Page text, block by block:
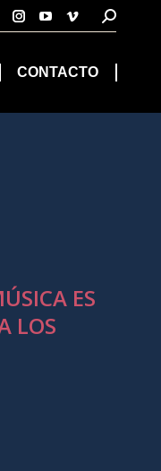
opens
Instagram
opens
new
YouTube
opens
new
Vimeo
opens
new
Buscar:
CONTACTO
ES
LOS